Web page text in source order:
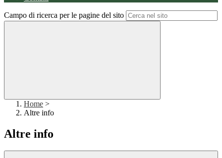
Campo di ricerca per le pagine del sito
Home >
Altre info
Altre info